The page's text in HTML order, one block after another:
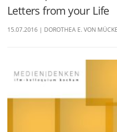
Letters from your Life
15.07.2016 | DOROTHEA E. VON